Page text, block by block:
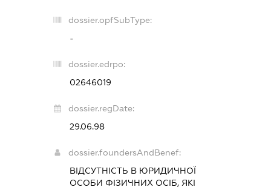
dossier.opfSubType:
-
dossier.edrpo:
02646019
dossier.regDate:
29.06.98
dossier.foundersAndBenef:
ВІДСУТНІСТЬ В ЮРИДИЧНОЇ
ОСОБИ ФІЗИЧНИХ ОСІБ, ЯКІ